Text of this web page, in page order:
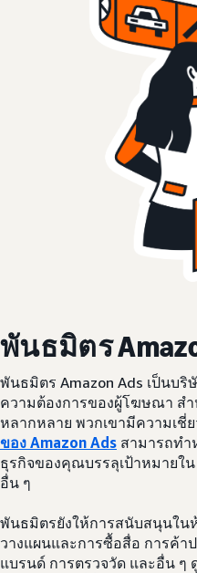
พันธมิตร
พันธมิตร Amazon Ads เป็นบ
ความต้องการของผู้โฆษณา ส
หลากหลาย พวกเขามีความเชี่
ของ Amazon Ads สามารถทำ
ธุรกิจของคุณบรรลุเป้าหมายใ
อื่น ๆ
พันธมิตรยังให้การสนับสนุนใ
วางแผนและการซื้อสื่อ การค้
แบรนด์ การตรวจวัด และอื่น ๆ